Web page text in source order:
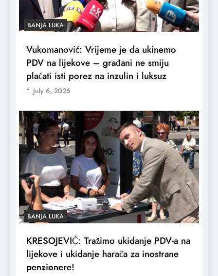
BANJA LUKA
Vukomanović: Vrijeme je da ukinemo
PDV na lijekove – građani ne smiju
plaćati isti porez na inzulin i luksuz
July 6, 2026
BANJA LUKA
KRESOJEVIĆ: Tražimo ukidanje PDV-a na
lijekove i ukidanje harača za inostrane
penzionere!